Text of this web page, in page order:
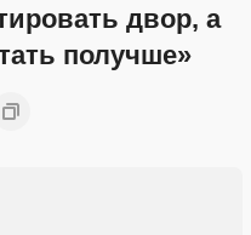
двор, а
получше»